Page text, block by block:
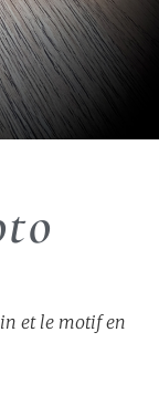
et le motif en